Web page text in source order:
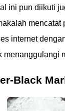
ini pun diikuti
internet
menanggulangi
Black